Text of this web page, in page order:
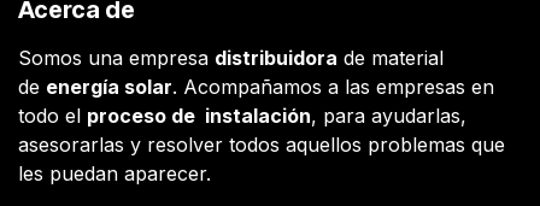
Acerca de
Somos una empresa distribuidora de material
de energía solar. Acompañamos a las empresas en
todo el proceso de instalación, para ayudarlas,
asesorarlas y resolver todos aquellos problemas que
les puedan aparecer.